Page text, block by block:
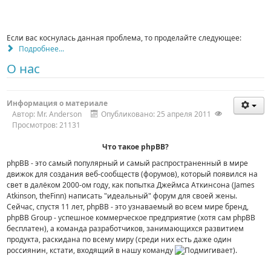
Если вас коснулась данная проблема, то проделайте следующее:
Подробнее...
О нас
Информация о материале
Автор: Mr. Anderson
Опубликовано: 25 апреля 2011
Просмотров: 21131
Что такое phpBB?
phpBB - это самый популярный и самый распространенный в мире
движок для создания веб-сообществ (форумов), который появился на
свет в далёком 2000-ом году, как попытка Джеймса Аткинсона (James
Atkinson, theFinn) написать "идеальный" форум для своей жены.
Сейчас, спустя 11 лет, phpBB - это узнаваемый во всем мире бренд,
phpBB Group - успешное коммерческое предприятие (хотя сам phpBB
бесплатен), а команда разработчиков, занимающихся развитием
продукта, раскидана по всему миру (среди них есть даже один
россиянин, кстати, входящий в нашу команду
).